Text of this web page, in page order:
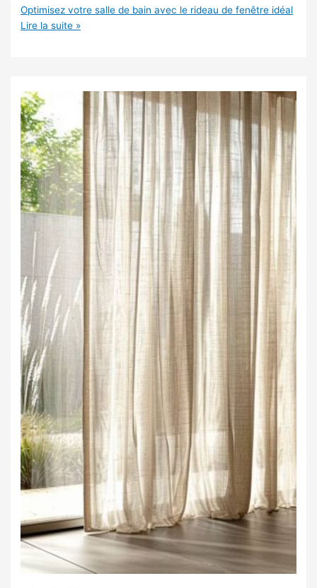
Optimisez votre salle de bain avec le rideau de fenêtre idéal
Lire la suite »